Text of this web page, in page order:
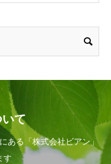
て
ある「株式会社ビアン」
す